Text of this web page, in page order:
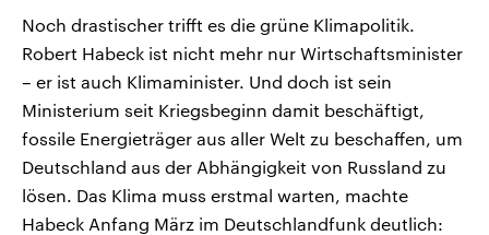
Noch drastischer trifft es die grüne Klimapolitik.
Robert Habeck ist nicht mehr nur Wirtschaftsminister
– er ist auch Klimaminister. Und doch ist sein
Ministerium seit Kriegsbeginn damit beschäftigt,
fossile Energieträger aus aller Welt zu beschaffen, um
Deutschland aus der Abhängigkeit von Russland zu
lösen. Das Klima muss erstmal warten, machte
Habeck Anfang März im Deutschlandfunk deutlich: